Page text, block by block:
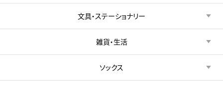
文具・ステーショナリー
雑貨・生活
ソックス